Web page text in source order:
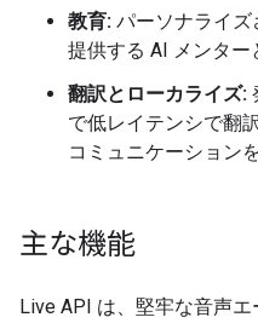
教育: パーソナライ
提供する AI メンター
翻訳とローカライズ:
で低レイテンシで翻
コミュニケーション
主な機能
Live API は、堅牢な音声